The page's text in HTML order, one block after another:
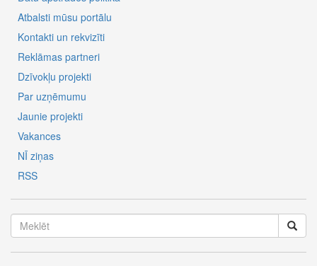
Atbalsti mūsu portālu
Kontakti un rekvizīti
Reklāmas partneri
Dzīvokļu projekti
Par uzņēmumu
Jaunie projekti
Vakances
NĪ ziņas
RSS